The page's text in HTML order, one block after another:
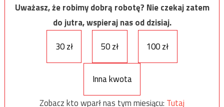
Uważasz, że robimy dobrą robotę? Nie czekaj zatem
do jutra, wspieraj nas od dzisiaj.
30 zł
50 zł 100 zł
Inna kwota
Zobacz kto wparł nas tym miesiącu: Tutaj